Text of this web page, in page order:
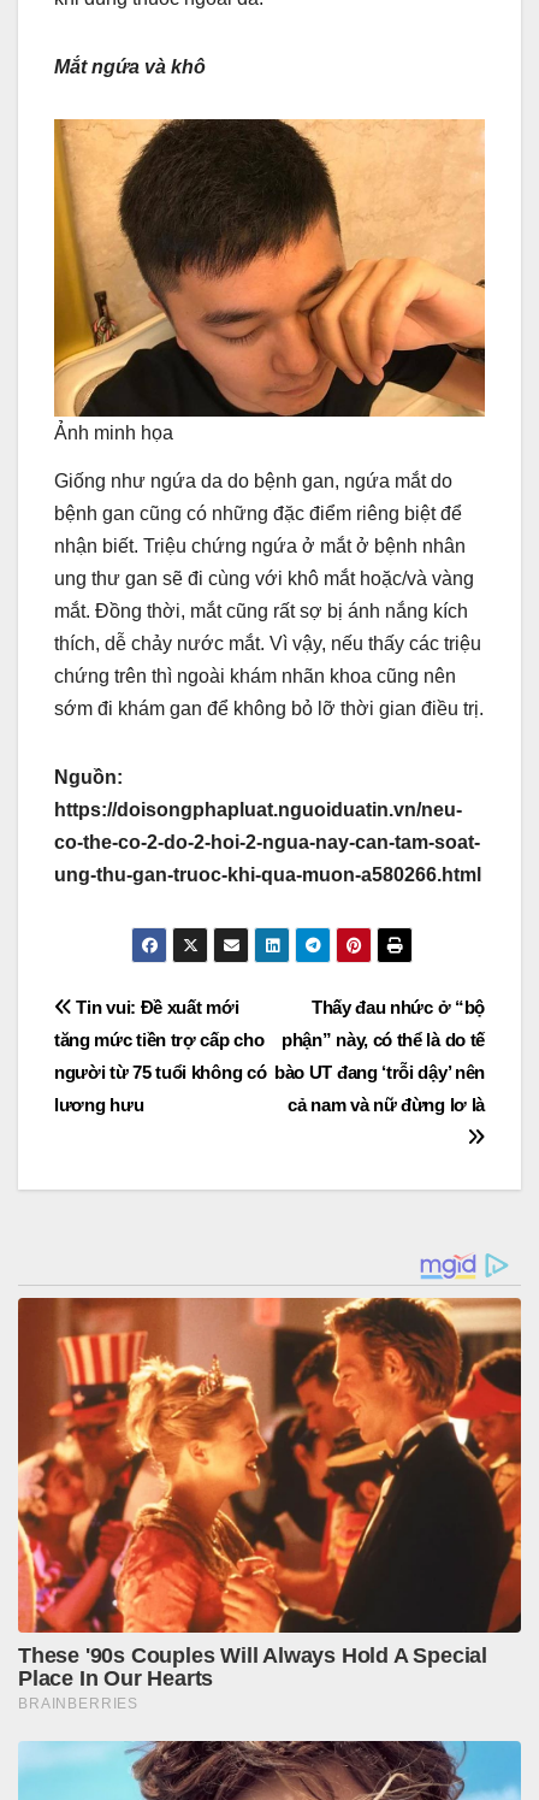
Mắt ngứa và khô
Ảnh minh họa
Giống như ngứa da do bệnh gan, ngứa mắt do
bệnh gan cũng có những đặc điểm riêng biệt để
nhận biết. Triệu chứng ngứa ở mắt ở bệnh nhân
ung thư gan sẽ đi cùng với khô mắt hoặc/và vàng
mắt. Đồng thời, mắt cũng rất sợ bị ánh nắng kích
thích, dễ chảy nước mắt. Vì vậy, nếu thấy các triệu
chứng trên thì ngoài khám nhãn khoa cũng nên
sớm đi khám gan để không bỏ lỡ thời gian điều trị.
Nguồn:
https://doisongphapluat.nguoiduatin.vn/neu-
co-the-co-2-do-2-hoi-2-ngua-nay-can-tam-soat-
ung-thu-gan-truoc-khi-qua-muon-a580266.html
Post
navigation
Thấy đau nhức ở “bộ
phận” này, có thể là do tế
bào UT đang ‘trỗi dậy’ nên
cả nam và nữ đừng lơ là
Tin vui: Đề xuất mới
tăng mức tiền trợ cấp cho
người từ 75 tuổi không có
lương hưu